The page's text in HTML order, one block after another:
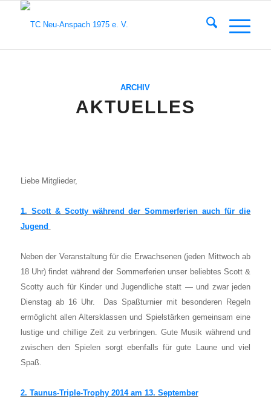
ARCHIV
AKTUELLES
Lie­be Mit­glie­der,
1. Scott & Scot­ty wäh­rend der Som­mer­fe­ri­en auch für die
Jugend
Neben der Ver­an­stal­tung für die Erwach­se­nen (jeden Mitt­woch ab
18 Uhr) fin­det wäh­rend der Som­mer­fe­ri­en unser belieb­tes Scott &
Scot­ty auch für Kin­der und Jugend­li­che statt — und zwar jeden
Diens­tag ab 16 Uhr. Das Spaß­tur­nier mit beson­de­ren Regeln
ermög­licht allen Alters­klas­sen und Spiel­stär­ken gemein­sam eine
lus­ti­ge und chil­li­ge Zeit zu ver­brin­gen. Gute Musik wäh­rend und
zwi­schen den Spie­len sorgt eben­falls für gute Lau­ne und viel
Spaß.
2. Tau­nus-Tri­ple-Tro­phy 2014 am 13. Sep­tem­ber